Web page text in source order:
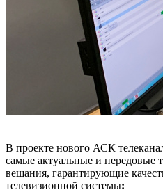
В проекте нового АСК
самые актуальные и передовые
вещания, гарантирующие
телевизионной системы: